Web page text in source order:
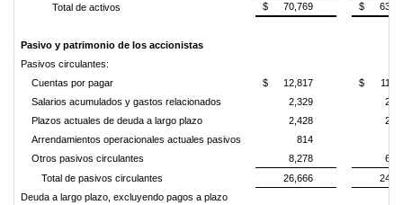
Total de activos
$ 70,769 $
Pasivo y patrimonio de los accionistas
Pasivos circulantes:
Cuentas por pagar
$ 12,817 $
Salarios acumulados y gastos relacionados
2,329
Plazos actuales de deuda a largo plazo
2,428
Arrendamientos operacionales actuales pasivos
814
Otros pasivos circulantes
8,278
Total de pasivos circulantes
26,666
Deuda a largo plazo, excluyendo pagos a plazo